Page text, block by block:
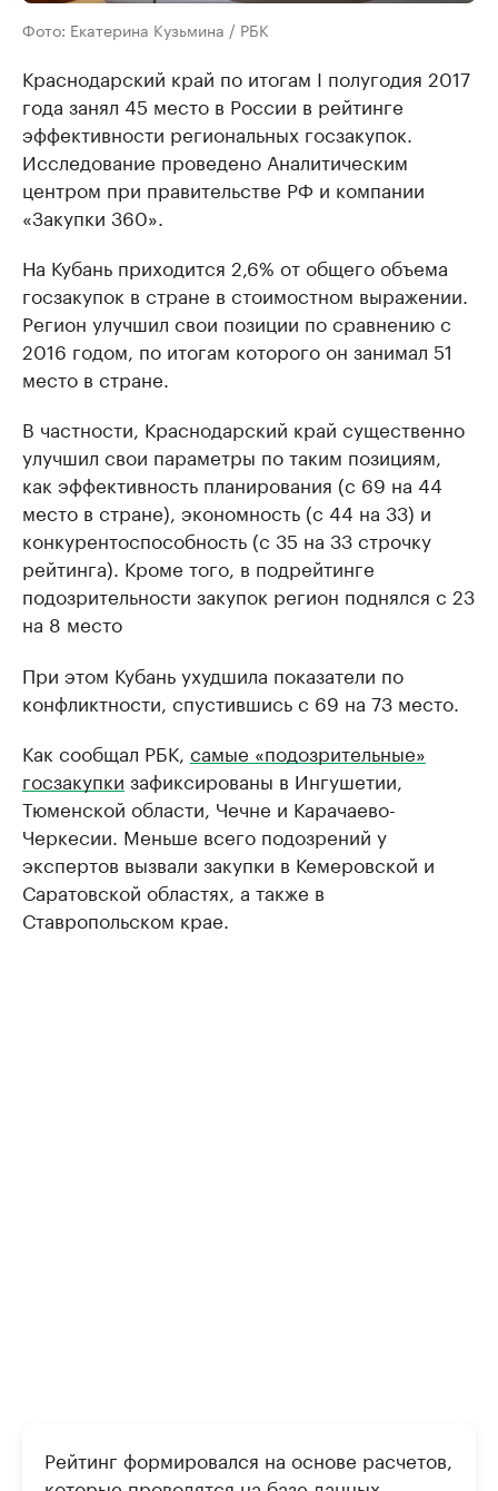
Фото: Екатерина Кузьмина / РБК
Краснодарский край по итогам I полугодия 2017
года занял 45 место в России в рейтинге
эффективности региональных госзакупок.
Исследование проведено Аналитическим
центром при правительстве РФ и компании
«Закупки 360».
На Кубань приходится 2,6% от общего объема
госзакупок в стране в стоимостном выражении.
Регион улучшил свои позиции по сравнению с
2016 годом, по итогам которого он занимал 51
место в стране.
В частности, Краснодарский край существенно
улучшил свои параметры по таким позициям,
как эффективность планирования (с 69 на 44
место в стране), экономность (с 44 на 33) и
конкурентоспособность (с 35 на 33 строчку
рейтинга). Кроме того, в подрейтинге
подозрительности закупок регион поднялся с 23
на 8 место
При этом Кубань ухудшила показатели по
конфликтности, спустившись с 69 на 73 место.
Как сообщал РБК, самые «подозрительные»
госзакупки зафиксированы в Ингушетии,
Тюменской области, Чечне и Карачаево-
Черкесии. Меньше всего подозрений у
экспертов вызвали закупки в Кемеровской и
Саратовской областях, а также в
Ставропольском крае.
Рейтинг формировался на основе расчетов,